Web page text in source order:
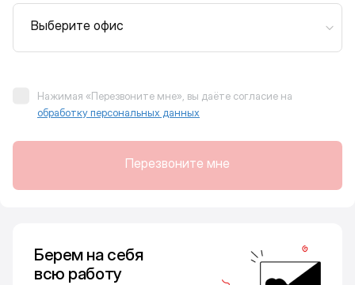
Выберите офис
Нажимая «Перезвоните мне», вы даёте согласие на
обработку персональных данных
Перезвоните мне
Берем на себя
всю работу